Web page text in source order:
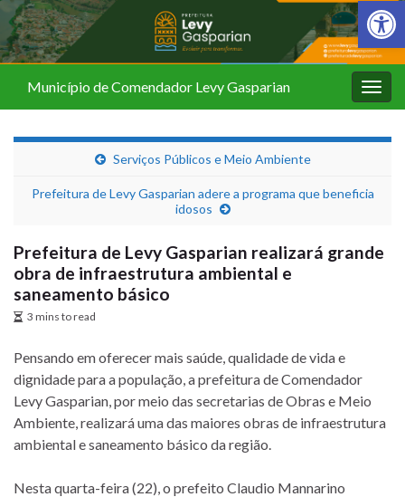
Barra de
Município de Comendador Levy Gasparian
Serviços Públicos e Meio Ambiente
Prefeitura de Levy Gasparian adere a programa que beneficia
idosos
Prefeitura de Levy Gasparian realizará grande
obra de infraestrutura ambiental e
saneamento básico
3 mins to read
Pensando em oferecer mais saúde, qualidade de vida e
dignidade para a população, a prefeitura de Comendador
Levy Gasparian, por meio das secretarias de Obras e Meio
Ambiente, realizará uma das maiores obras de infraestrutura
ambiental e saneamento básico da região.
Nesta quarta-feira (22), o prefeito Claudio Mannarino